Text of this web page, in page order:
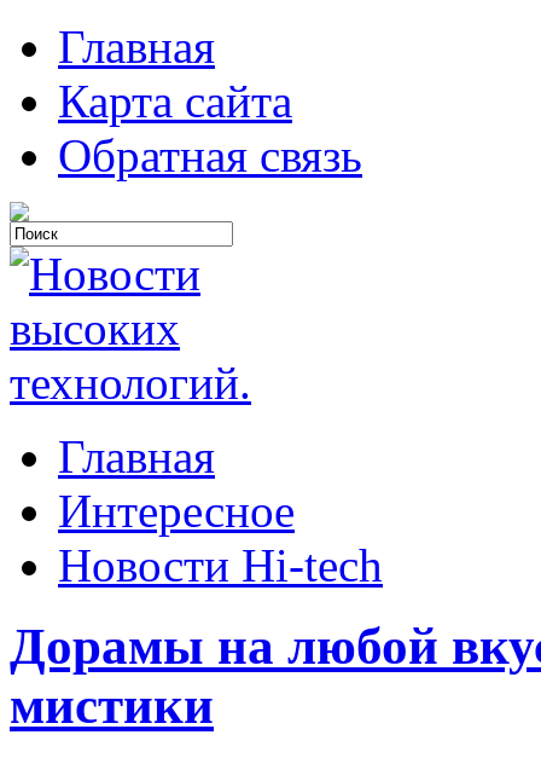
Главная
Карта сайта
Обратная связь
Главная
Интересное
Новости Hi-tech
Дорамы на любой
мистики